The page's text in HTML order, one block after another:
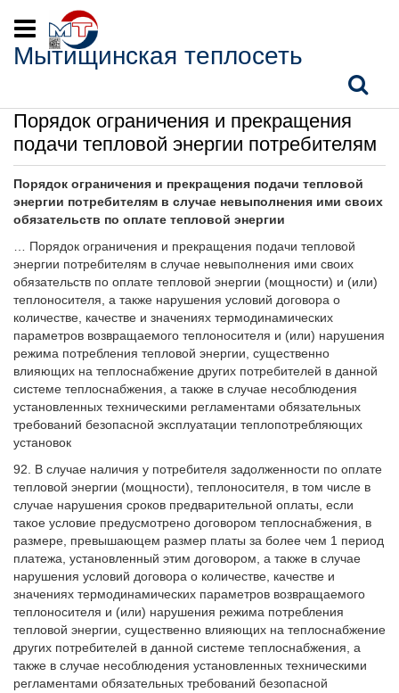
Мытищинская теплосеть
Порядок ограничения и
Порядок ограничения и прекращения
подачи тепловой энергии потребителям
Порядок ограничения и прекращения подачи тепловой
энергии потребителям в случае невыполнения ими своих
обязательств по оплате тепловой энергии
… Порядок ограничения и прекращения подачи тепловой
энергии потребителям в случае невыполнения ими своих
обязательств по оплате тепловой энергии (мощности) и (или)
теплоносителя, а также нарушения условий договора о
количестве, качестве и значениях термодинамических
параметров возвращаемого теплоносителя и (или) нарушения
режима потребления тепловой энергии, существенно
влияющих на теплоснабжение других потребителей в данной
системе теплоснабжения, а также в случае несоблюдения
установленных техническими регламентами обязательных
требований безопасной эксплуатации теплопотребляющих
установок
92. В случае наличия у потребителя задолженности по оплате
тепловой энергии (мощности), теплоносителя, в том числе в
случае нарушения сроков предварительной оплаты, если
такое условие предусмотрено договором теплоснабжения, в
размере, превышающем размер платы за более чем 1 период
платежа, установленный этим договором, а также в случае
нарушения условий договора о количестве, качестве и
значениях термодинамических параметров возвращаемого
теплоносителя и (или) нарушения режима потребления
тепловой энергии, существенно влияющих на теплоснабжение
других потребителей в данной системе теплоснабжения, а
также в случае несоблюдения установленных техническими
регламентами обязательных требований безопасной